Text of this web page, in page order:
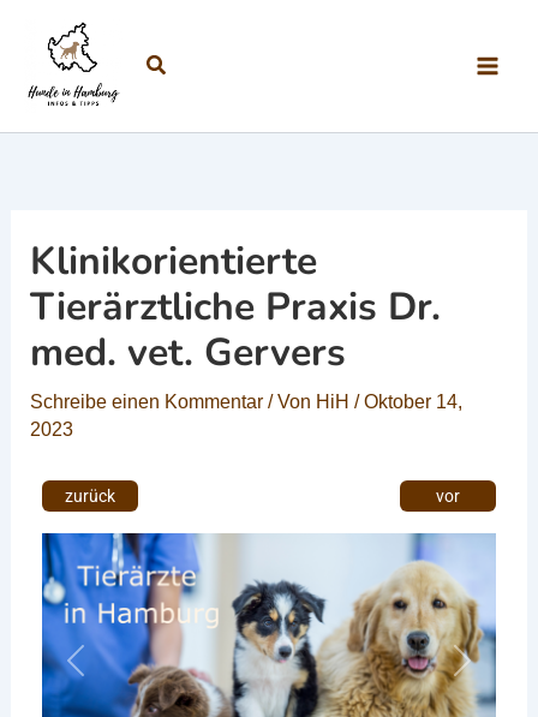
Suchen
Klinikorientierte
Tierärztliche Praxis Dr.
med. vet. Gervers
Schreibe einen Kommentar / Von HiH /Oktober 14,
2023
Vorheriges